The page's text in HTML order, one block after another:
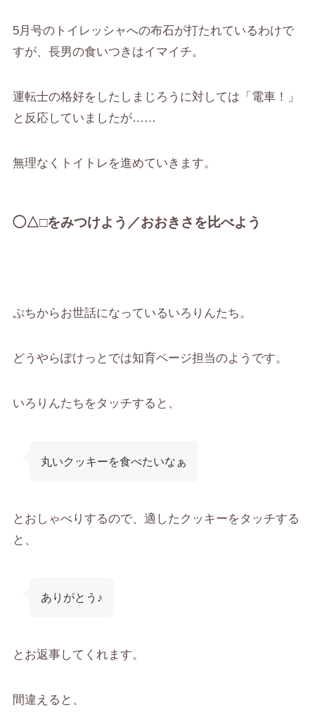
5月号のトイレッシャへの布石が打たれているわけで
すが、長男の食いつきはイマイチ。
運転士の格好をしたしまじろうに対しては「電車！」
と反応していましたが……
無理なくトイトレを進めていきます。
◯△□をみつけよう／おおきさを比べよう
ぷちからお世話になっているいろりんたち。
どうやらぽけっとでは知育ページ担当のようです。
いろりんたちをタッチすると、
丸いクッキーを食べたいなぁ
とおしゃべりするので、適したクッキーをタッチする
と、
ありがとう♪
とお返事してくれます。
間違えると、